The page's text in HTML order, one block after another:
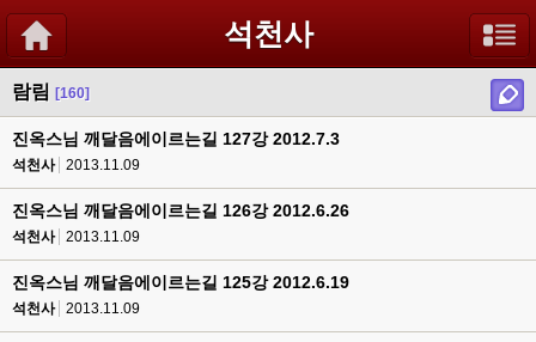
석천사
람림 [160]
진옥스님 깨달음에이르는길 127강 2012.7.3
석천사 2013.11.09
진옥스님 깨달음에이르는길 126강 2012.6.26
석천사 2013.11.09
진옥스님 깨달음에이르는길 125강 2012.6.19
석천사 2013.11.09